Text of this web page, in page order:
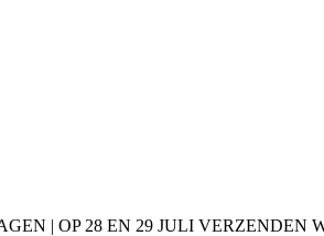
| OP 28 EN 29 JULI VERZENDEN